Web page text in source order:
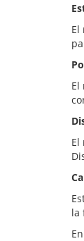
El
El
El
la